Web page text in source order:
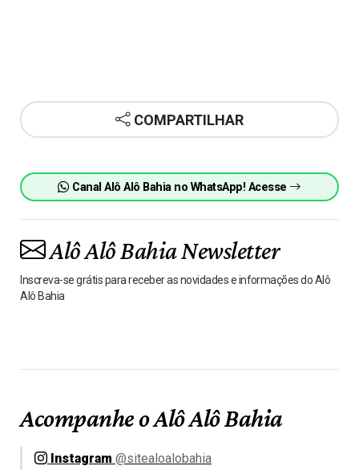
COMPARTILHAR
Canal Alô Alô Bahia no WhatsApp! Acesse
Alô Alô Bahia Newsletter
Inscreva-se grátis para receber as novidades e informações do Alô
Alô Bahia
Acompanhe o Alô Alô Bahia
Instagram @sitealoalobahia